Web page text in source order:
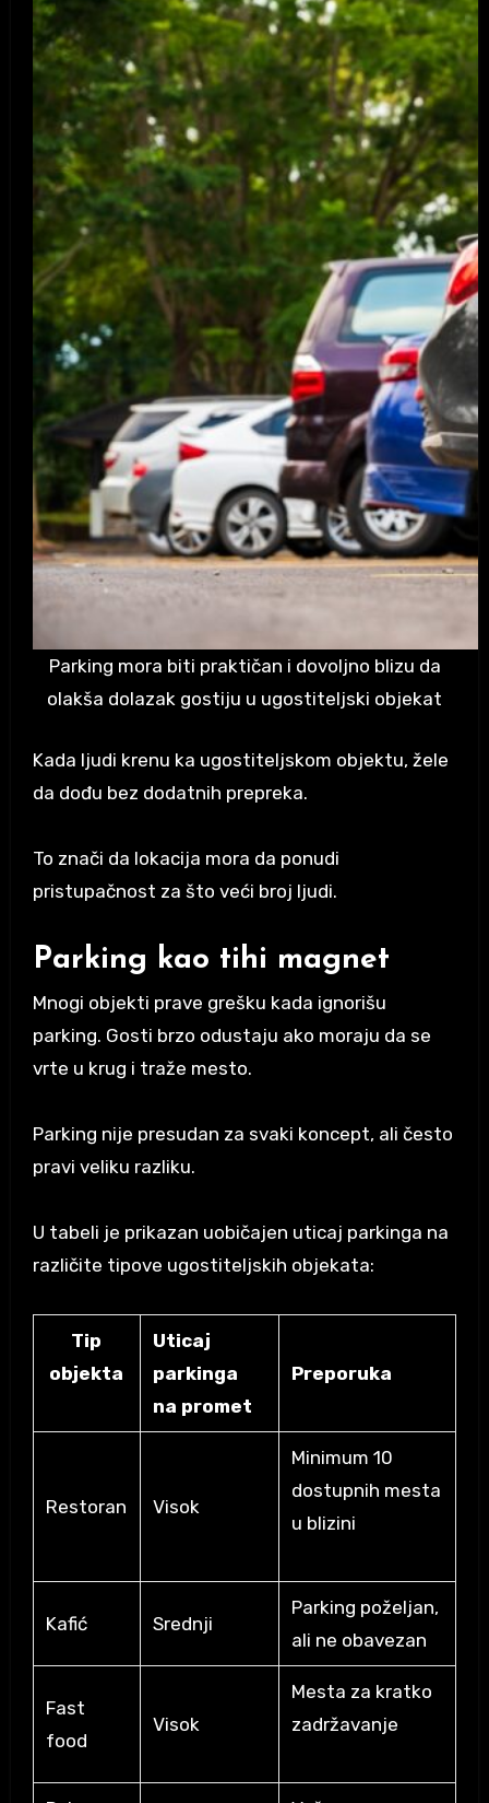
Parking mora biti praktičan i dovoljno blizu da
olakša dolazak gostiju u ugostiteljski objekat
Kada ljudi krenu ka ugostiteljskom objektu, žele
da dođu bez dodatnih prepreka.
To znači da lokacija mora da ponudi
pristupačnost za što veći broj ljudi.
Parking kao tihi magnet
Mnogi objekti prave grešku kada ignorišu
parking. Gosti brzo odustaju ako moraju da se
vrte u krug i traže mesto.
Parking nije presudan za svaki koncept, ali često
pravi veliku razliku.
U tabeli je prikazan uobičajen uticaj parkinga na
različite tipove ugostiteljskih objekata:
Tip
objekta
Uticaj
parkinga
na promet
Preporuka
Restoran Visok
Minimum 10
dostupnih mesta
u blizini
Kafić Srednji
Parking poželjan,
ali ne obavezan
Fast
food
Visok
Mesta za kratko
zadržavanje